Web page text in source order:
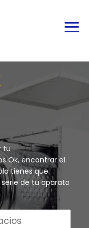
tu
Ok, encontrar el
tienes que
de tu aparato